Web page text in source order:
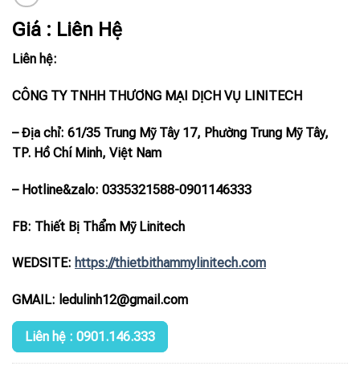
Giá : Liên Hệ
Liên hệ:
CÔNG TY TNHH THƯƠNG MẠI DỊCH VỤ LINITECH
– Địa chỉ: 61/35 Trung Mỹ Tây 17, Phường Trung Mỹ Tây,
TP. Hồ Chí Minh, Việt Nam
– Hotline&zalo: 0335321588-0901146333
FB: Thiết Bị Thẩm Mỹ Linitech
WEDSITE: https://thietbithammylinitech.com
GMAIL: ledulinh12@gmail.com
Liên hệ : 0901.146.333